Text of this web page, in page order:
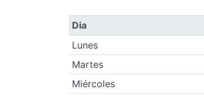
Dia
Lunes
Martes
Miércoles